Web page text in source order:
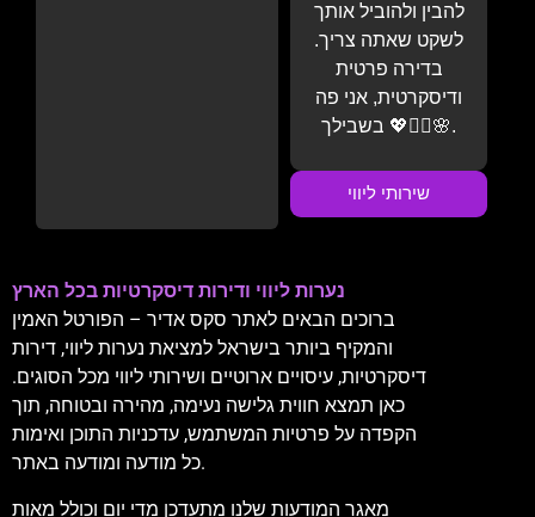
להבין ולהוביל אותך
לשקט שאתה צריך.
בדירה פרטית
ודיסקרטית, אני פה
בשבילך 💖💆‍♂️🌸.
שירותי ליווי
נערות ליווי ודירות דיסקרטיות בכל הארץ
ברוכים הבאים לאתר סקס אדיר – הפורטל האמין
והמקיף ביותר בישראל למציאת נערות ליווי, דירות
דיסקרטיות, עיסויים ארוטיים ושירותי ליווי מכל הסוגים.
כאן תמצא חווית גלישה נעימה, מהירה ובטוחה, תוך
הקפדה על פרטיות המשתמש, עדכניות התוכן ואימות
כל מודעה ומודעה באתר.
מאגר המודעות שלנו מתעדכן מדי יום וכולל מאות